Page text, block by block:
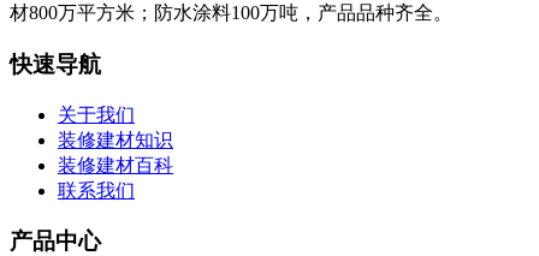
材800万平方米；防水涂料100万吨，产品品种齐全。
快速导航
关于我们
装修建材知识
装修建材百科
联系我们
产品中心